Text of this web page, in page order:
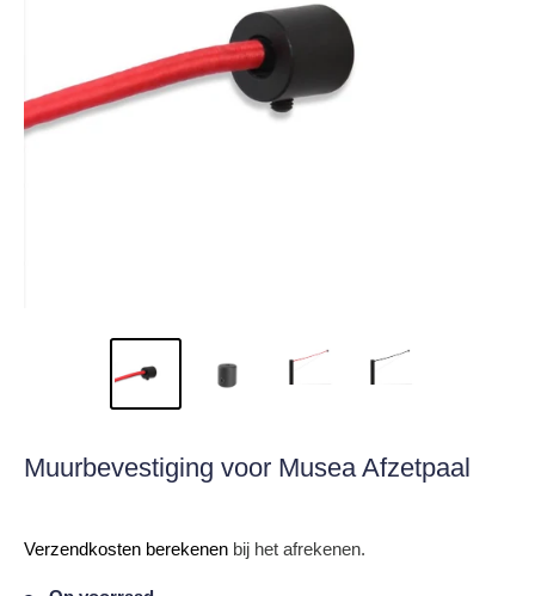
Muurbevestiging voor Musea Afzetpaal
Verkoopprijs
Verzendkosten berekenen bij het afrekenen.